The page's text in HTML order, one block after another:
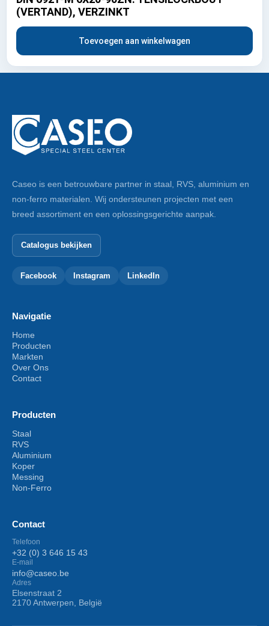
(VERTAND), VERZINKT
Toevoegen aan winkelwagen
Caseo is een betrouwbare partner in staal, RVS, aluminium en
non-ferro materialen. Wij ondersteunen projecten met een
breed assortiment en een oplossingsgerichte aanpak.
Catalogus bekijken
Facebook Instagram LinkedIn
Navigatie
Home
Producten
Markten
Over Ons
Contact
Producten
Staal
RVS
Aluminium
Koper
Messing
Non-Ferro
Contact
Telefoon
+32 (0) 3 646 15 43
E-mail
info@caseo.be
Adres
Elsenstraat 2
2170 Antwerpen, België